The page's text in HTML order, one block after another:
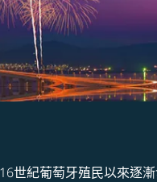
紀葡萄牙殖民以來逐